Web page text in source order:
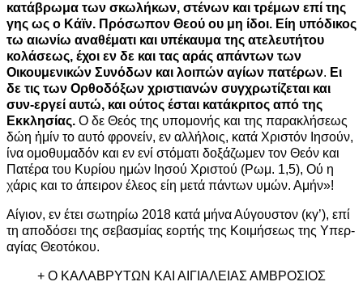
κατάβρωμα των σκωλήκων, στένων και τρέμων επί της
γης ως ο Κάϊν. Πρόσωπον Θεού ου μη ίδοι. Είη υπόδικος
τω αιωνίω αναθέματι και υπέκαυμα της ατελευτήτου
κολάσεως, έχοι εν δε και τας αράς απάντων των
Οικουμενικών Συνόδων και λοιπών αγίων πατέρων. Ει
δε τις των Ορθοδόξων χριστιανών συγχρωτίζεται και
συν-εργεί αυτώ, και ούτος έσται κατάκριτος από της
Εκκλησίας. Ο δε Θεός της υπομονής και της παρακλήσεως
δώη ἡμίν το αυτό φρονείν, εν αλλήλοις, κατά Χριστόν Ιησούν,
ίνα ομοθυμαδόν και εν ενί στόματι δοξάζωμεν τον Θεόν και
Πατέρα του Κυρίου ημών Ιησού Χριστού (Ρωμ. 1,5), Ού η
χάρις και το άπειρον έλεος είη μετά πάντων υμών. Αμήν»!
Αίγιον, εν έτει σωτηρίω 2018 κατά μήνα Αύγουστον (κγ’), επί
τη αποδόσει της σεβασμίας εορτής της Κοιμήσεως της Υπερ-
αγίας Θεοτόκου.
+ Ο ΚΑΛΑΒΡΥΤΩΝ ΚΑΙ ΑΙΓΙΑΛΕΙΑΣ ΑΜΒΡΟΣΙΟΣ